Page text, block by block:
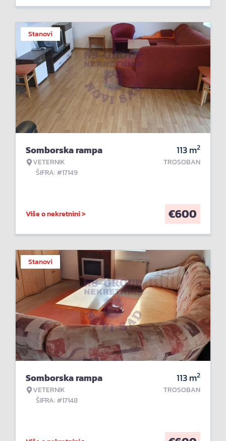
Stanovi
Somborska rampa
VETERNIK
ŠIFRA: #17149
113m2
TROSOBAN
Više o nekretnini > €600
Stanovi
Somborska rampa
VETERNIK
ŠIFRA: #17148
113m2
TROSOBAN